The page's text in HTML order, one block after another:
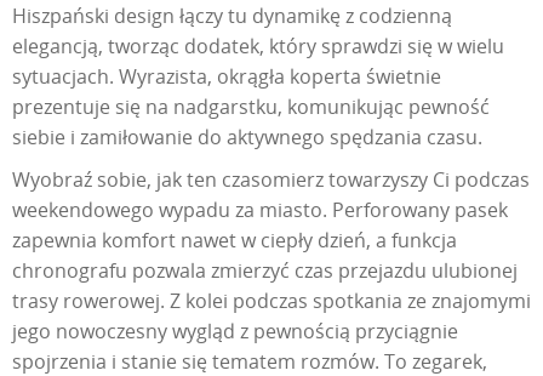
Hiszpański design łączy tu dynamikę z codzienną
elegancją, tworząc dodatek, który sprawdzi się w wielu
sytuacjach. Wyrazista, okrągła koperta świetnie
prezentuje się na nadgarstku, komunikując pewność
siebie i zamiłowanie do aktywnego spędzania czasu.
Wyobraź sobie, jak ten czasomierz towarzyszy Ci podczas
weekendowego wypadu za miasto. Perforowany pasek
zapewnia komfort nawet w ciepły dzień, a funkcja
chronografu pozwala zmierzyć czas przejazdu ulubionej
trasy rowerowej. Z kolei podczas spotkania ze znajomymi
jego nowoczesny wygląd z pewnością przyciągnie
spojrzenia i stanie się tematem rozmów. To zegarek,